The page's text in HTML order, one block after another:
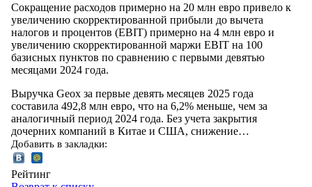
Сокращение расходов примерно на 20 млн евро привело к
увеличению скорректированной прибыли до вычета
налогов и процентов (EBIT) примерно на 4 млн евро и
увеличению скорректированной маржи EBIT на 100
базисных пунктов по сравнению с первыми девятью
месяцами 2024 года.
Выручка Geox за первые девять месяцев 2025 года
составила 492,8 млн евро, что на 6,2% меньше, чем за
аналогичный период 2024 года. Без учета закрытия
дочерних компаний в Китае и США, снижение…
Добавить в закладки:
Рейтинг